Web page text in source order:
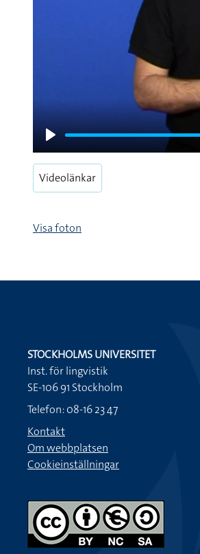
Play
Videolänkar
Visa foton
STOCKHOLMS UNIVERSITET
Inst. för lingvistik
SE-106 91 Stockholm
Telefon: 08-16 23 47
Kontakt
Om webbplatsen
Cookieinställningar